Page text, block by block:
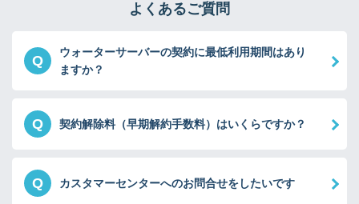
よくあるご質問
Q
ウォーターサーバーの契約に最低利用期間はあり
ますか？
Q 契約解除料（早期解約手数料）はいくらですか？
Q カスタマーセンターへのお問合せをしたいです